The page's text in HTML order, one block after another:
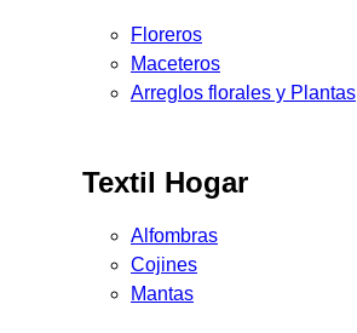
Floreros
Maceteros
Arreglos florales y Plantas
Textil Hogar
Alfombras
Cojines
Mantas